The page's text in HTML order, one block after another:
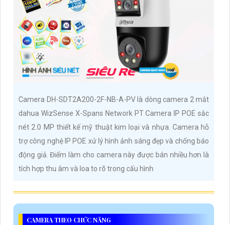
Camera DH-SDT2A200-2F-NB-A-PV là dòng camera 2 mắt
dahua WizSense X-Spans Network PT Camera IP POE sắc
nét 2.0 MP thiết kế mỹ thuật kim loại và nhựa. Camera hỗ
trợ công nghệ IP POE xử lý hình ảnh sáng đẹp và chống báo
động giả. Điểm làm cho camera này được bán nhiều hơn là
tích hợp thu âm và loa to rõ trong cấu hình
CAMERA THEO CHỨC NĂNG